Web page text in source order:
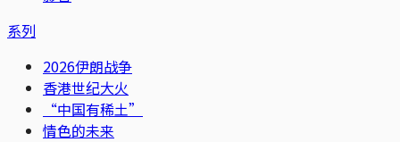
系列
2026伊朗战争
香港世纪大火
“中国有稀土”
情色的未来